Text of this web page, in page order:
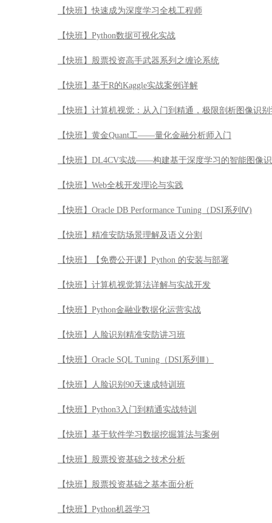
【快班】快速成为深度学习全栈工程师
【快班】Python数据可视化实战
【快班】股票投资高手武器系列之缠论系统
【快班】基于R的Kaggle实战案例详解
【快班】计算机视觉：从入门到精通，极限剖析图像识
【快班】黄金Quant工——量化金融分析师入门
【快班】DL4CV实战——构建基于深度学习的智能图像
【快班】Web全栈开发理论与实践
【快班】Oracle DB Performance Tuning（DSI系列Ⅳ)
【快班】精准安防场景理解及语义分割
【快班】【免费公开课】Python 的安装与部署
【快班】计算机视觉算法详解与实战开发
【快班】Python金融业数据化运营实战
【快班】人脸识别精准安防讲习班
【快班】Oracle SQL Tuning（DSI系列Ⅲ）
【快班】人脸识别90天速成特训班
【快班】Python3入门到精通实战特训
【快班】基于软件学习数据挖掘算法与案例
【快班】股票投资基础之技术分析
【快班】股票投资基础之基本面分析
【快班】Python机器学习